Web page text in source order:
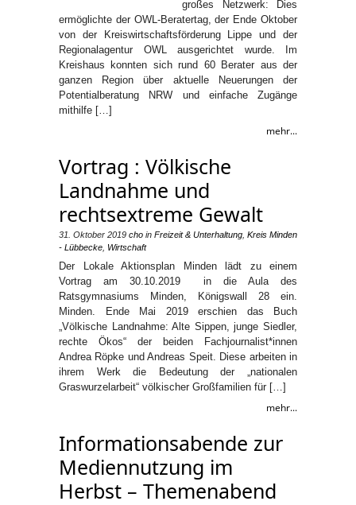
großes Netzwerk: Dies
ermöglichte der OWL-Beratertag, der Ende Oktober
von der Kreiswirtschaftsförderung Lippe und der
Regionalagentur OWL ausgerichtet wurde. Im
Kreishaus konnten sich rund 60 Berater aus der
ganzen Region über aktuelle Neuerungen der
Potentialberatung NRW und einfache Zugänge
mithilfe […]
mehr...
Vortrag : Völkische
Landnahme und
rechtsextreme Gewalt
31. Oktober 2019 cho in Freizeit & Unterhaltung Kreis Minden
- Lübbecke Wirtschaft
Der Lokale Aktionsplan Minden lädt zu einem
Vortrag am 30.10.2019 in die Aula des
Ratsgymnasiums Minden, Königswall 28 ein.
Minden. Ende Mai 2019 erschien das Buch
„Völkische Landnahme: Alte Sippen, junge Siedler,
rechte Ökos“ der beiden Fachjournalist*innen
Andrea Röpke und Andreas Speit. Diese arbeiten in
ihrem Werk die Bedeutung der „nationalen
Graswurzelarbeit“ völkischer Großfamilien für […]
mehr...
Informationsabende zur
Mediennutzung im
Herbst – Themenabend